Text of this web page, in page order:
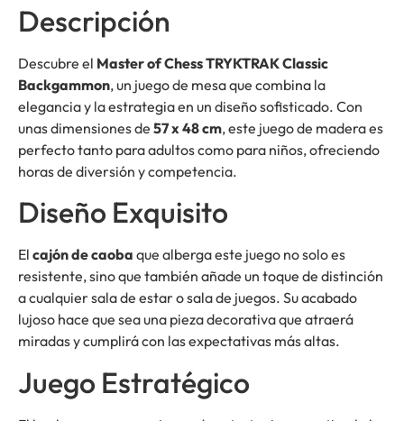
Descripción
Descubre el Master of Chess TRYKTRAK Classic
Backgammon, un juego de mesa que combina la
elegancia y la estrategia en un diseño sofisticado. Con
unas dimensiones de 57 x 48 cm, este juego de madera es
perfecto tanto para adultos como para niños, ofreciendo
horas de diversión y competencia.
Diseño Exquisito
El cajón de caoba que alberga este juego no solo es
resistente, sino que también añade un toque de distinción
a cualquier sala de estar o sala de juegos. Su acabado
lujoso hace que sea una pieza decorativa que atraerá
miradas y cumplirá con las expectativas más altas.
Juego Estratégico